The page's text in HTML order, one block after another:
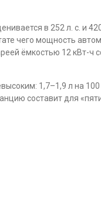
в 252 л. с. и
чего мощность
ёмкостью 12 кВт-ч
1,7–1,9 л на
составит для